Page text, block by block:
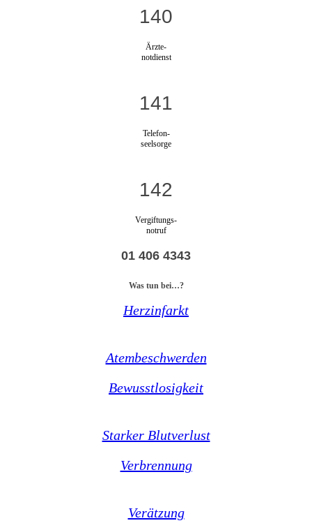
140
Ärzte-
notdienst
141
Telefon-
seelsorge
142
Vergiftungs-
notruf
01 406 4343
Was tun bei…?
Herzinfarkt
Atembeschwerden
Bewusstlosigkeit
Starker Blutverlust
Verbrennung
Verätzung